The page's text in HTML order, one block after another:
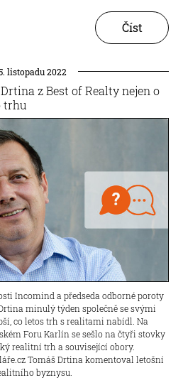
Číst
listopadu 2022
z Best of Realty nejen o
trhu
Incomind a předseda odborné poroty
minulý týden společně se svými
co letos trh s realitami nabídl. Na
Foru Karlín se sešlo na čtyři stovky
realitní trh a související obory.
Tomáš Drtina komentoval letošní
byznysu.